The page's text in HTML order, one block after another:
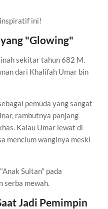
ini!
"Glowing"
sekitar tahun 682 M.
dari Khalifah Umar bin
pemuda yang sangat
rambutnya panjang
Kalau Umar lewat di
mencium wanginya meski
Sultan" pada
serba mewah.
Jadi Pemimpin